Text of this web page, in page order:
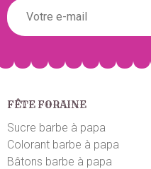
FÊTE FORAINE
Sucre barbe à papa
Colorant barbe à papa
Bâtons barbe à papa